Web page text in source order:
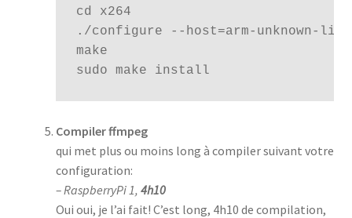
cd
. /configure -- host=arm- unknown-
sudo make install
Compiler ffmpeg
qui met plus ou moins long à compiler suivant votre
configuration:
– RaspberryPi 1, 4h10
Oui oui, je l’ai fait! C’est long, 4h10 de compilation,